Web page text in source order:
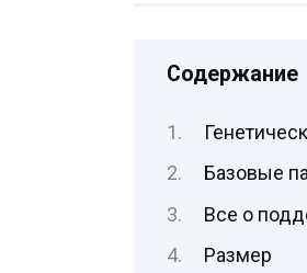
Содержание
Базовые
Все о
Размер